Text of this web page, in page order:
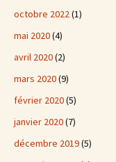
octobre 2022(1)
mai 2020(4)
avril 2020(2)
mars 2020(9)
février 2020(5)
janvier 2020(7)
décembre 2019(5)